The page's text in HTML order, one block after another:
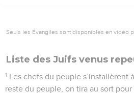
Seuls les Évangiles sont disponibles en vidéo
Liste des Juifs venus
1 Les chefs du peuple s’installèrent
reste du peuple, on tira au sort pour